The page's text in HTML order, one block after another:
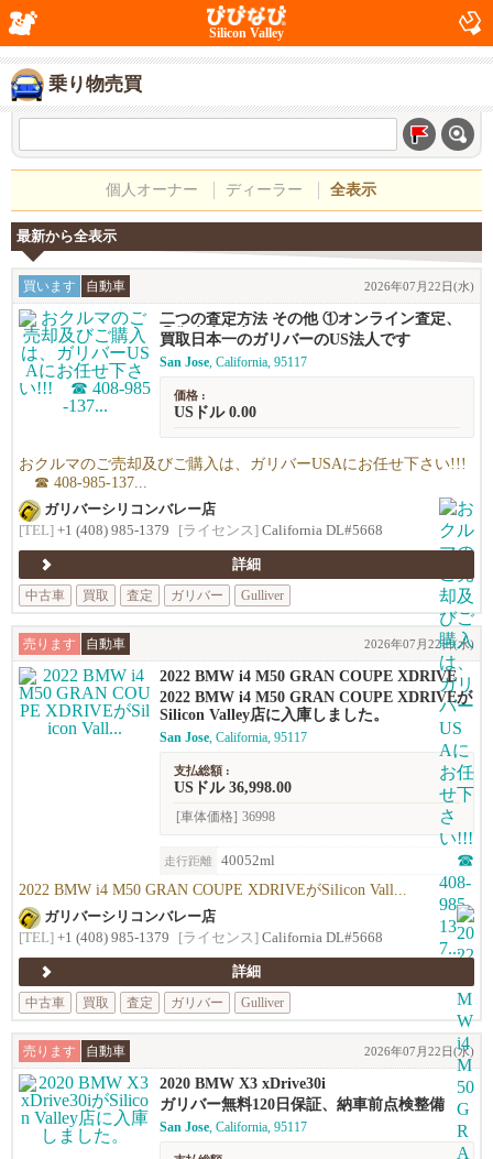
Silicon Valley
乗り物売買
個人オーナー ディーラー 全表示
最新から全表示
買います 自動車 2026年07月22日(水)
二つの査定方法 その他 ①オンライン査定、
②御来店査定
買取日本一のガリバーのUS法人です
San Jose, California, 95117
価格 :
USドル 0.00
おクルマのご売却及びご購入は、ガリバーUSAにお任せ下さい!!!
☎ 408-985-137...
ガリバーシリコンバレー店
[TEL] +1 (408) 985-1379 [ライセンス] California DL#5668
詳細
中古車
買取 査定 ガリバー Gulliver
売ります 自動車 2026年07月22日(水)
2022 BMW i4 M50 GRAN COUPE XDRIVE
2022 BMW i4 M50 GRAN COUPE XDRIVEが
Silicon Valley店に入庫しました。
San Jose, California, 95117
支払総額 :
USドル 36,998.00
[車体価格] 36998
走行距離 40052ml
2022 BMW i4 M50 GRAN COUPE XDRIVEがSilicon Vall...
ガリバーシリコンバレー店
[TEL] +1 (408) 985-1379 [ライセンス] California DL#5668
詳細
中古車
買取 査定 ガリバー Gulliver
売ります 自動車 2026年07月22日(水)
2020 BMW X3 xDrive30i
ガリバー無料120日保証、納車前点検整備
San Jose, California, 95117